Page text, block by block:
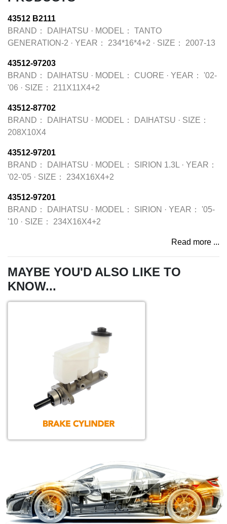
43512 B2111
BRAND：
DAIHATSU · MODEL：
TANTO
GENERATION-2 · YEAR： 234*16*4+2 · SIZE： 2007-13
43512-97203
BRAND：
DAIHATSU · MODEL： CUORE · YEAR：
'02-
'06 · SIZE： 211X11X4+2
43512-87702
BRAND：
DAIHATSU · MODEL： DAIHATSU · SIZE：
208X10X4
43512-97201
BRAND：
DAIHATSU · MODEL： SIRION 1.3L · YEAR：
'02-'05 · SIZE： 234X16X4+2
43512-97201
BRAND：
DAIHATSU · MODEL： SIRION · YEAR：
'05-
'10 · SIZE： 234X16X4+2
Read more ...
MAYBE YOU'D ALSO LIKE TO
KNOW...